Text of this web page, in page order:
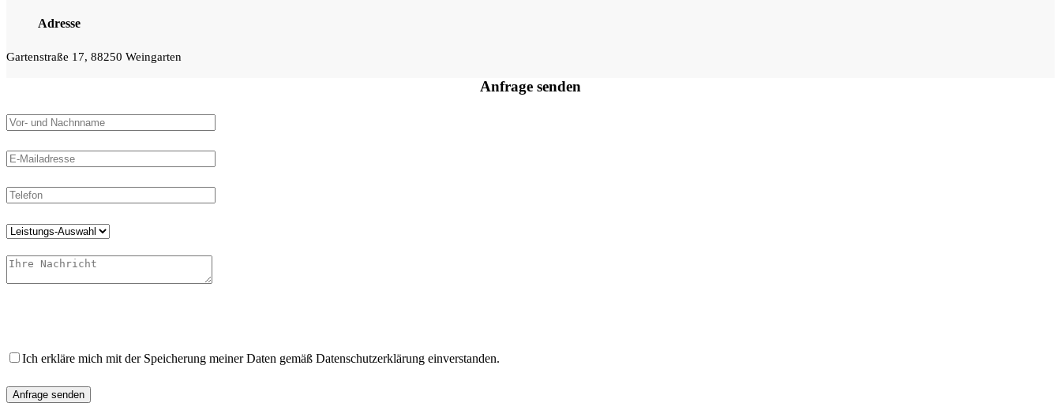
Adresse
Gartenstraße 17, 88250 Weingarten
Anfrage senden
Ich erkläre mich mit der Speicherung meiner Daten gemäß Datenschutzerklärung einverstanden.